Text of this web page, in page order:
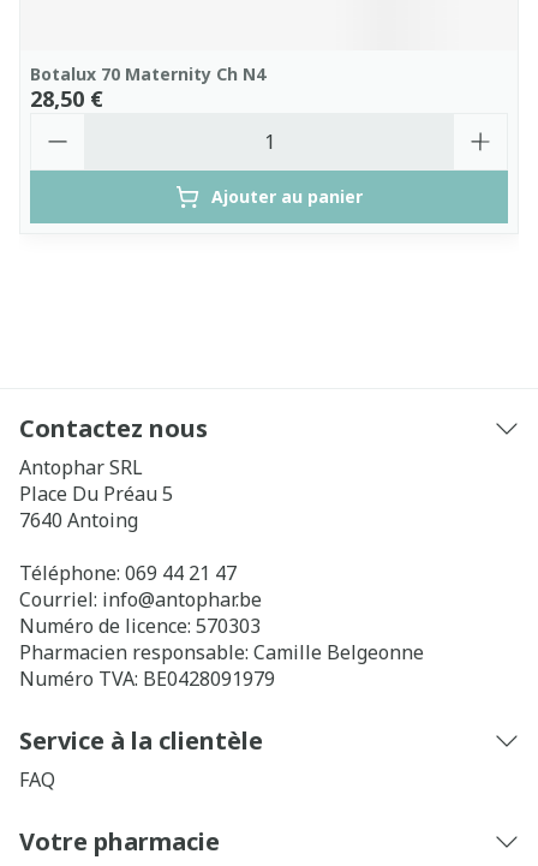
Botalux 70 Maternity Ch N4
28,50 €
Ajouter au panier
Contactez nous
Antophar SRL
Place Du Préau 5
7640 Antoing
Téléphone: 069 44 21 47
Courriel: info@antophar.be
Numéro de licence: 570303
Pharmacien responsable: Camille Belgeonne
Numéro TVA: BE0428091979
Service à la clientèle
FAQ
Votre pharmacie